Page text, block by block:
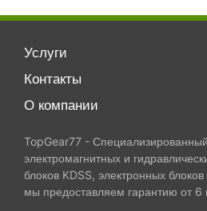
Услуги
Контакты
О компании
TopGear77 -
электромагнитных и
блоков KDSS, электронных
мы предоставляем гарантию от 6